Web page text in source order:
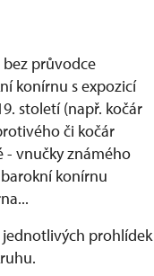
průvodce
konírnu s expozicí
století (např. kočár
či kočár
- vnučky známého
konírnu
prohlídek